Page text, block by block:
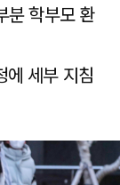
분 학부모 환
에 세부 지침